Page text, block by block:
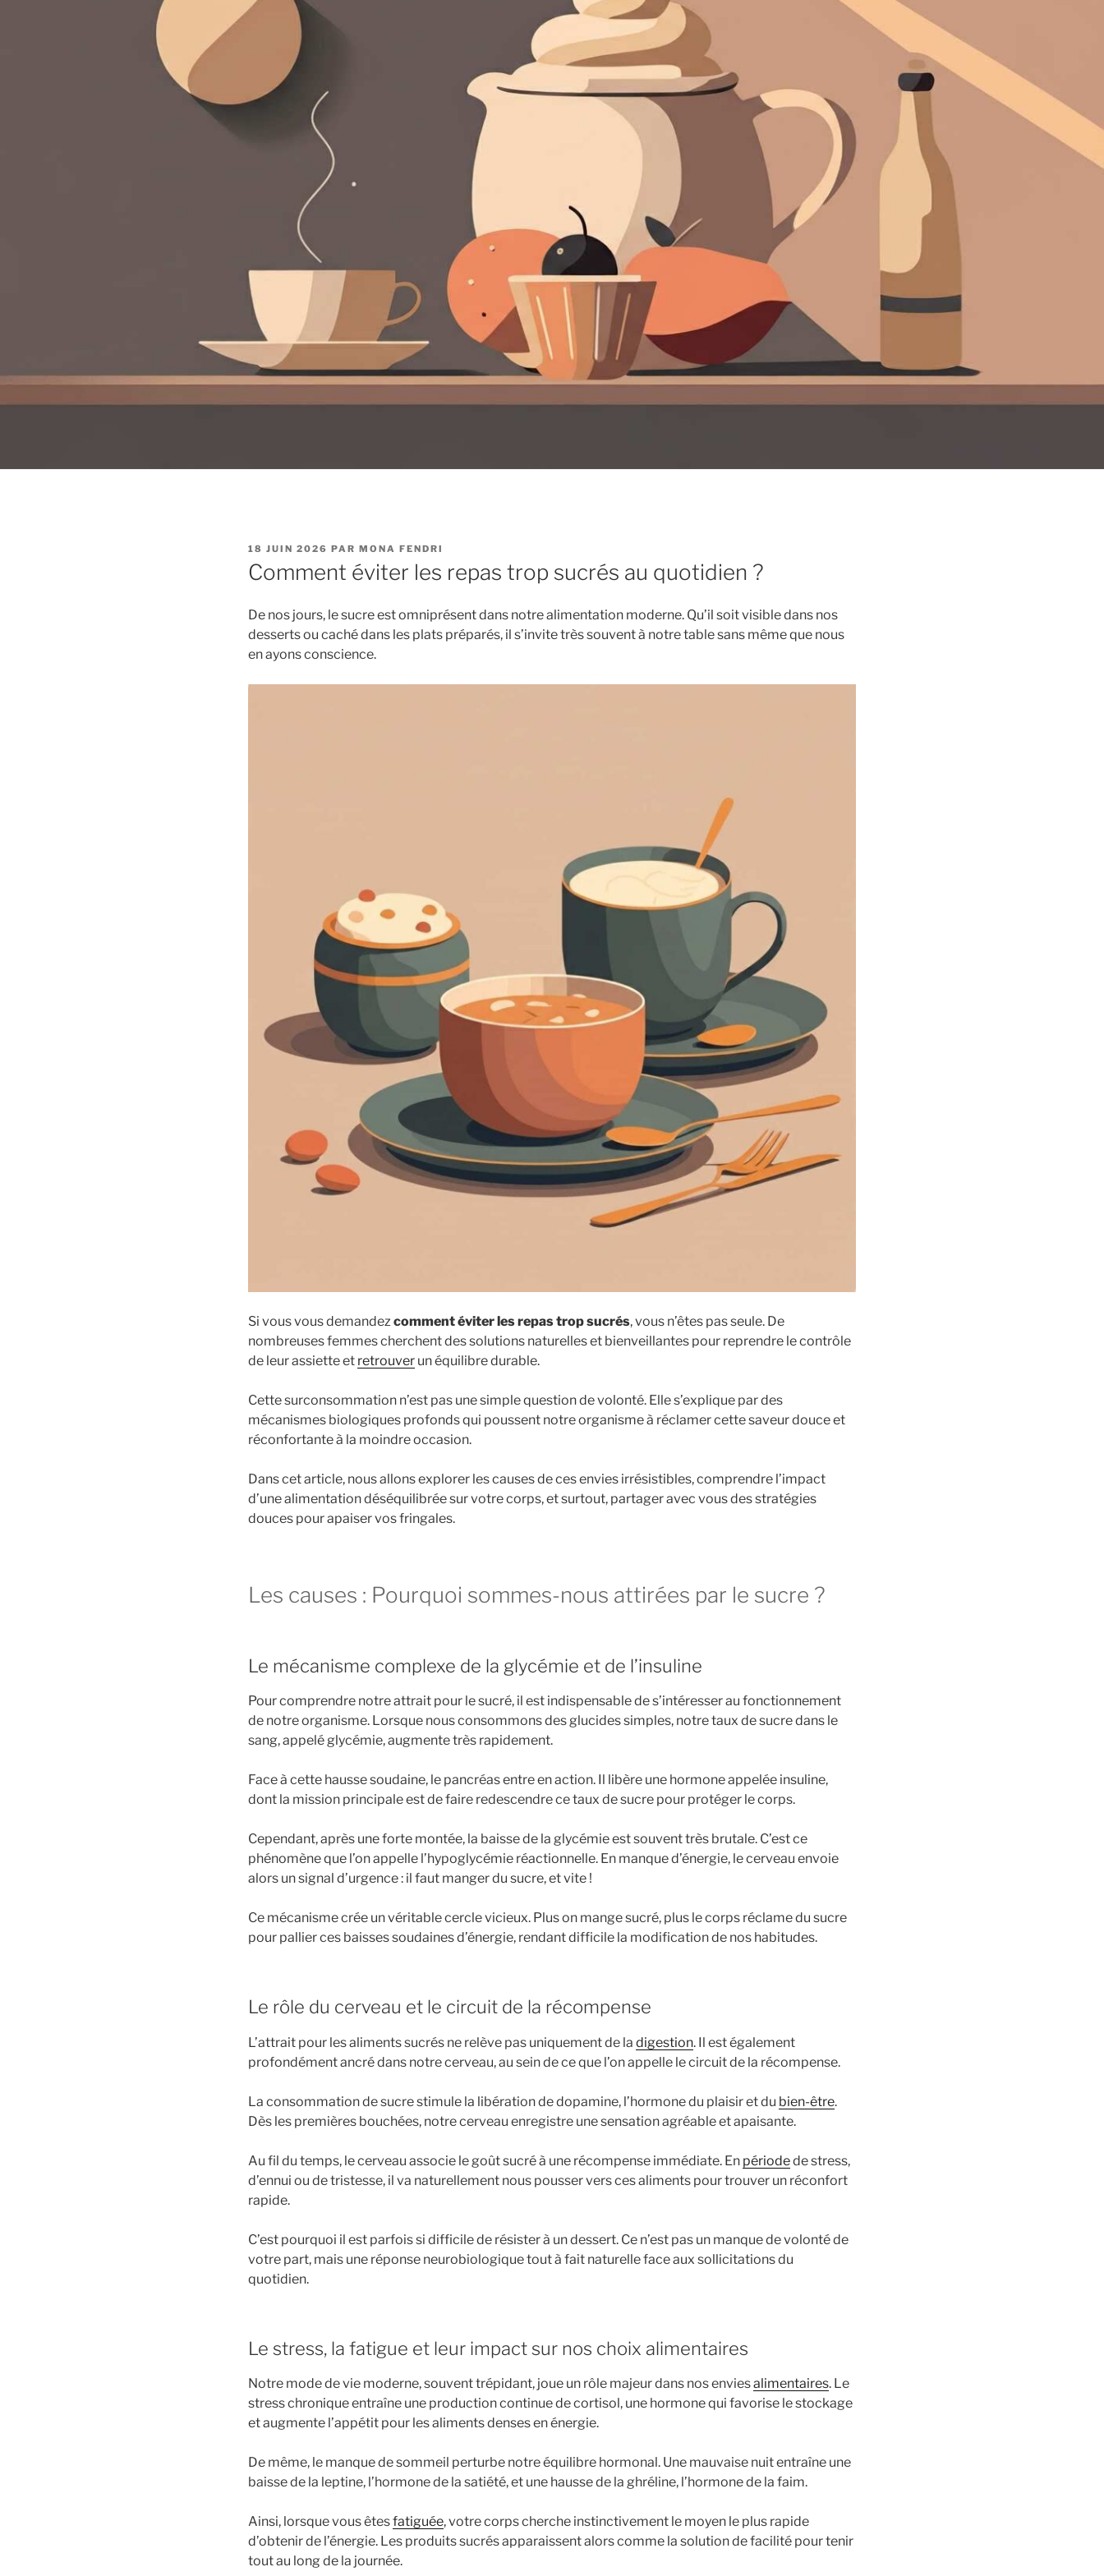
PUBLIÉ
LE
18 JUIN 2026 PAR MONA FENDRI
Comment éviter les repas trop sucrés au quotidien ?
De nos jours, le sucre est omniprésent dans notre alimentation moderne. Qu’il soit visible dans nos
desserts ou caché dans les plats préparés, il s’invite très souvent à notre table sans même que nous
en ayons conscience.
Si vous vous demandezcomment éviter les repas trop sucrés, vous n’êtes pas seule. De
nombreuses femmes cherchent des solutions naturelles et bienveillantes pour reprendre le contrôle
de leur assiette et retrouver un équilibre durable.
Cette surconsommation n’est pas une simple question de volonté. Elle s’explique par des
mécanismes biologiques profonds qui poussent notre organisme à réclamer cette saveur douce et
réconfortante à la moindre occasion.
Dans cet article, nous allons explorer les causes de ces envies irrésistibles, comprendre l’impact
d’une alimentation déséquilibrée sur votre corps, et surtout, partager avec vous des stratégies
douces pour apaiser vos fringales.
Les causes : Pourquoi sommes-nous attirées par le sucre ?
Le mécanisme complexe de la glycémie et de l’insuline
Pour comprendre notre attrait pour le sucré, il est indispensable de s’intéresser au fonctionnement
de notre organisme. Lorsque nous consommons des glucides simples, notre taux de sucre dans le
sang, appelé glycémie, augmente très rapidement.
Face à cette hausse soudaine, le pancréas entre en action. Il libère une hormone appelée insuline,
dont la mission principale est de faire redescendre ce taux de sucre pour protéger le corps.
Cependant, après une forte montée, la baisse de la glycémie est souvent très brutale. C’est ce
phénomène que l’on appelle l’hypoglycémie réactionnelle. En manque d’énergie, le cerveau envoie
alors un signal d’urgence : il faut manger du sucre, et vite !
Ce mécanisme crée un véritable cercle vicieux. Plus on mange sucré, plus le corps réclame du sucre
pour pallier ces baisses soudaines d’énergie, rendant difficile la modification de nos habitudes.
Le rôle du cerveau et le circuit de la récompense
L’attrait pour les aliments sucrés ne relève pas uniquement de la digestion. Il est également
profondément ancré dans notre cerveau, au sein de ce que l’on appelle le circuit de la récompense.
La consommation de sucre stimule la libération de dopamine, l’hormone du plaisir et du bien-être.
Dès les premières bouchées, notre cerveau enregistre une sensation agréable et apaisante.
Au fil du temps, le cerveau associe le goût sucré à une récompense immédiate. En périodede stress,
d’ennui ou de tristesse, il va naturellement nous pousser vers ces aliments pour trouver un réconfort
rapide.
C’est pourquoi il est parfois si difficile de résister à un dessert. Ce n’est pas un manque de volonté de
votre part, mais une réponse neurobiologique tout à fait naturelle face aux sollicitations du
quotidien.
Le stress, la fatigue et leur impact sur nos choix alimentaires
Notre mode de vie moderne, souvent trépidant, joue un rôle majeur dans nos enviesalimentaires. Le
stress chronique entraîne une production continue de cortisol, une hormone qui favorise le stockage
et augmente l’appétit pour les aliments denses en énergie.
De même, le manque de sommeil perturbe notre équilibre hormonal. Une mauvaise nuit entraîne une
baisse de la leptine, l’hormone de la satiété, et une hausse de la ghréline, l’hormone de la faim.
Ainsi, lorsque vous êtesfatiguée, votre corps cherche instinctivement le moyen le plus rapide
d’obtenir de l’énergie. Les produits sucrés apparaissent alors comme la solution de facilité pour tenir
tout au long de la journée.